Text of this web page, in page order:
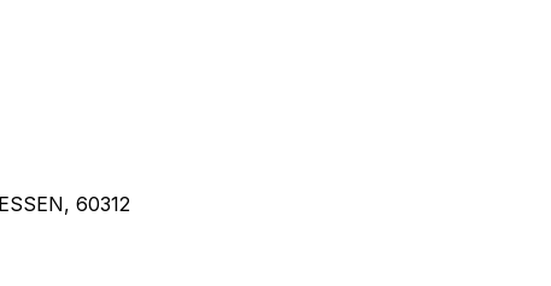
60312